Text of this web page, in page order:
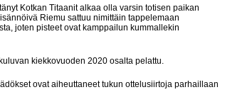
Kotkan Titaanit alkaa olla varsin totisen paikan
Riemu sattuu nimittäin tappelemaan
joten pisteet ovat kamppailun kummallekin
kiekkovuoden 2020 osalta pelattu.
ovat aiheuttaneet tukun ottelusiirtoja parhaillaan